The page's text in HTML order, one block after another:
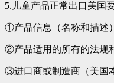
5.儿童产品正常出口美国
①产品信息（名称和描述
②产品适用的所有的法规
③进口商或制造商（美国